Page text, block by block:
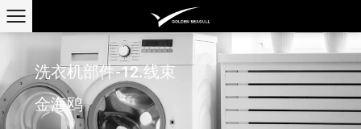
洗衣机部件-12.线束
金海鸥